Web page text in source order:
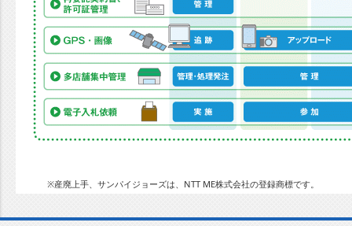
※産廃上手、サンパイジョーズは、NTT ME株式会社の登録商標です。